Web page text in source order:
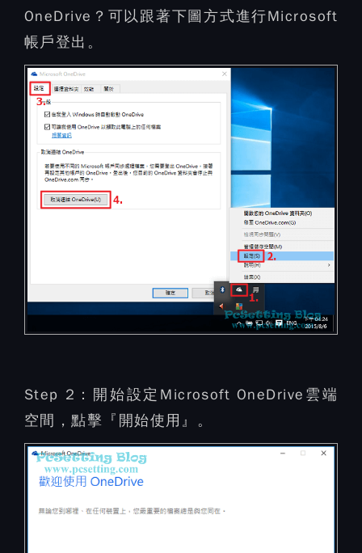
OneDrive？可以跟著下圖方式進行Microsoft
帳戶登出。
Step 2： 開始設定Microsoft OneDrive雲端
空間，點擊『開始使用』。